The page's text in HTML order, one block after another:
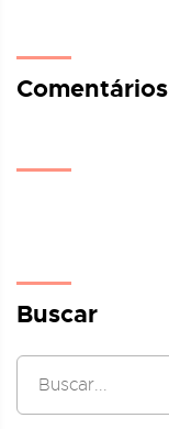
Comentários
Buscar